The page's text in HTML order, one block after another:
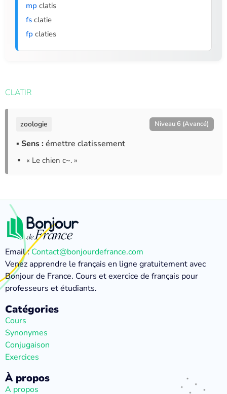
mp clatis
fs clatie
fp claties
CLATIR
zoologie Niveau 6 (Avancé)
▪ Sens : émettre clatissement
« Le chien c~. »
Email :Contact@bonjourdefrance.com
Venez apprendre le français en ligne gratuitement avec
Bonjour de France. Cours et exercice de français pour
professeurs et étudiants.
Catégories
Cours
Synonymes
Conjugaison
Exercices
À propos
A propos